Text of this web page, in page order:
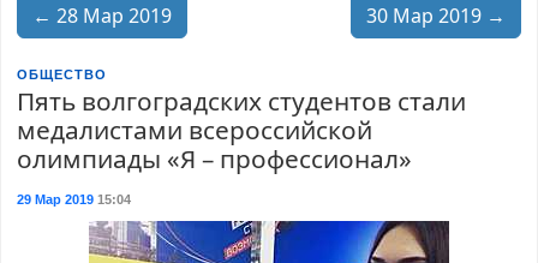
← 28 Мар 2019 30 Мар 2019 →
ОБЩЕСТВО
Пять волгоградских студентов стали
медалистами всероссийской
олимпиады «Я – профессионал»
29 Мар 201915:04